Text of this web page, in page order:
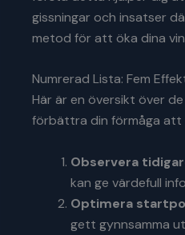
gissningar och insatser
metod för att öka dina
Numrerad Lista: Fem
Här är en översikt över
förbättra din förmåga att
Observera
kan ge värdefull
Optimera
gett gynnsamma